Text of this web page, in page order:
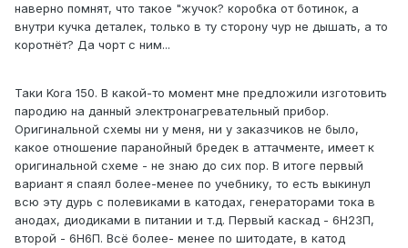
наверно помнят, что такое "жучок? коробка от ботинок, а
внутри кучка деталек, только в ту сторону чур не дышать, а то
коротнёт? Да чорт с ним...
Таки Kora 150. В какой-то момент мне предложили изготовить
пародию на данный электронагревательный прибор.
Оригинальной схемы ни у меня, ни у заказчиков не было,
какое отношение паранойный бредек в аттачменте, имеет к
оригинальной схеме - не знаю до сих пор. В итоге первый
вариант я спаял более-менее по учебнику, то есть выкинул
всю эту дурь с полевиками в катодах, генераторами тока в
анодах, диодиками в питании и т.д. Первый каскад - 6Н23П,
второй - 6Н6П. Всё более- менее по шитодате, в катод